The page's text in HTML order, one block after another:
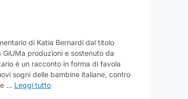
di Katia Bernardi dal titolo
produzioni e sostenuto da
è un racconto in forma di favola
sogni delle bambine italiane, contro
… Leggi tutto